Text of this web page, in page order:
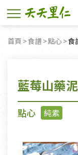
首頁 食譜 點心 目
食
藍莓山藥泥
點心
純素